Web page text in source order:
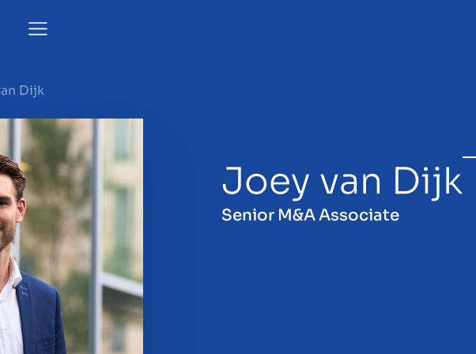
klar til salg
Dijk
Joey van Dijk
Senior M&A Associate